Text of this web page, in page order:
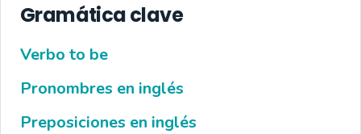
Gramática clave
Verbo to be
Pronombres en inglés
Preposiciones en inglés